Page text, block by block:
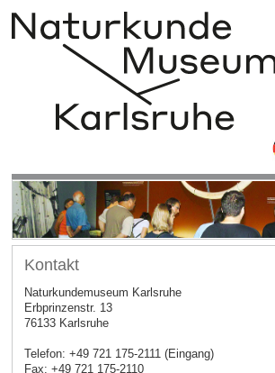
Kontakt
Naturkundemuseum Karlsruhe
Erbprinzenstr. 13
76133 Karlsruhe
Telefon: +49 721 175-2111 (Eingang)
Fax: +49 721 175-2110